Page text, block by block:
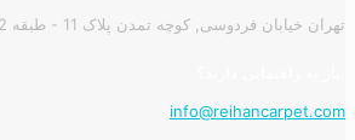
تهران خیابان فردوسی, کوچه تمدن پلاک 11 - طبقه 2 - واحد8
info@reihancarpet.com